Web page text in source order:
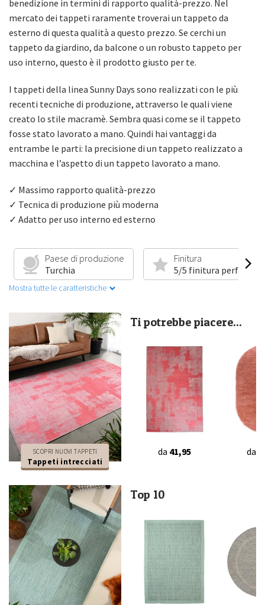
benedizione in termini di rapporto qualità-prezzo. Nel
mercato dei tappeti raramente troverai un tappeto da
esterno di questa qualità a questo prezzo. Se cerchi un
tappeto da giardino, da balcone o un robusto tappeto per
uso interno, questo è il prodotto giusto per te.
I tappeti della linea Sunny Days sono realizzati con le più
recenti tecniche di produzione, attraverso le quali viene
creato lo stile macramè. Sembra quasi come se il tappeto
fosse stato lavorato a mano. Quindi hai vantaggi da
entrambe le parti: la precisione di un tappeto realizzato a
macchina e l’aspetto di un tappeto lavorato a mano.
✓ Massimo rapporto qualità-prezzo
✓ Tecnica di produzione più moderna
✓ Adatto per uso interno ed esterno
Paese di produzione
Turchia
Finitura
5/5 finitura perfetta
Mostra tutte le caratteristiche
SCOPRI NUOVI TAPPETI
Tappeti intrecciati
Ti potrebbe piacere...
da 41,95 da
Top 10